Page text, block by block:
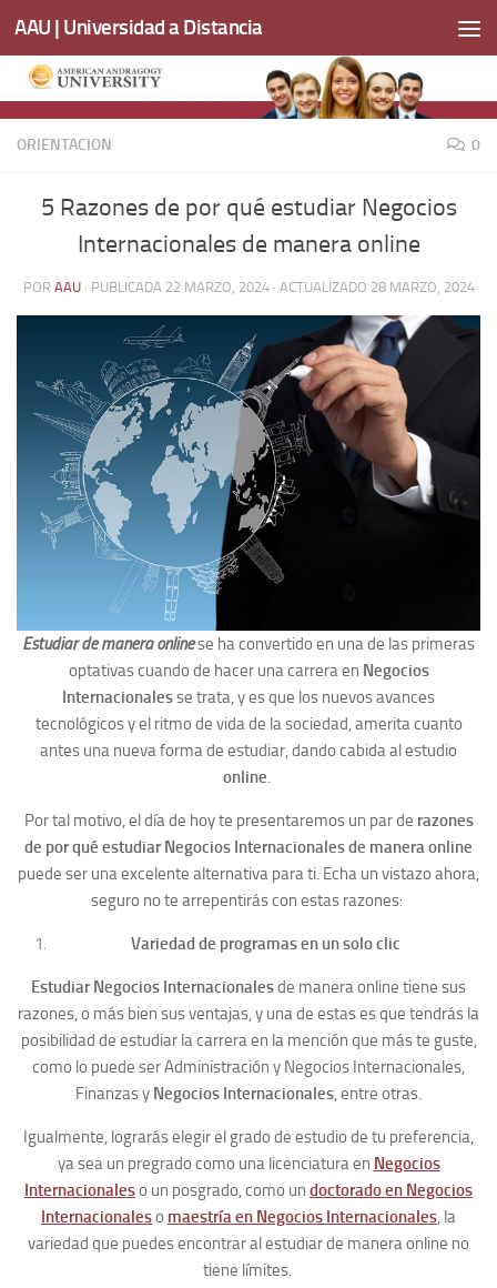
Saltar al contenido
AAU | Universidad a Distancia
ORIENTACION 0
5 Razones de por qué estudiar Negocios
Internacionales de manera online
POR AAU · PUBLICADA 22 MARZO, 2024· ACTUALIZADO 28 MARZO, 2024
Estudiar de manera onlinese ha convertido en una de las primeras
optativas cuando de hacer una carrera en Negocios
Internacionalesse trata,y es que los nuevos avances
tecnológicos y el ritmo de vida de la sociedad, amerita cuanto
antes una nueva forma de estudiar, dando cabida al estudio
online.
Por tal motivo, el día de hoy te presentaremos un par de razones
de por qué estudiar Negocios Internacionales de manera online
puede ser una excelente alternativa para ti. Echa un vistazo ahora,
seguro no te arrepentirás con estas razones:
Variedad de programas en un solo clic
Estudiar Negocios Internacionalesde manera online tiene sus
razones, o más bien sus ventajas, y una de estas es que tendrás la
posibilidad de estudiar la carrera en la mención que más te guste,
como lo puede ser Administración y Negocios Internacionales,
Finanzas y Negocios Internacionales, entre otras.
Igualmente, lograrás elegir el grado de estudio de tu preferencia,
ya sea un pregrado como una licenciatura en Negocios
Internacionaleso un posgrado, como un doctorado en Negocios
Internacionaleso maestría en Negocios Internacionales, la
variedad que puedes encontrar al estudiar de manera online no
tiene límites.